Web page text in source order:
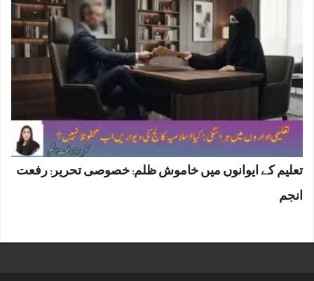
تعلیم کے ایوانوں میں خاموش ظلم: خصوصی تحریر: رفعت
انجم